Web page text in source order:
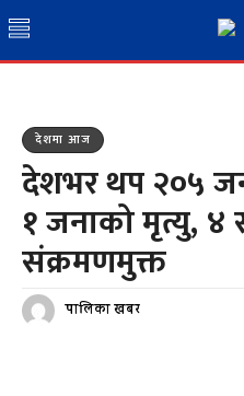
देशमा आज
देशभर थप २०५
१ जनाको मृत्यु,
संक्रमणमुक्त
पालिका खबर